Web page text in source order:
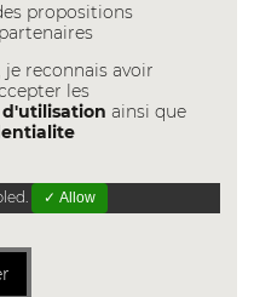
propositions
je reconnais avoir
les
ainsi que
✓ Allow